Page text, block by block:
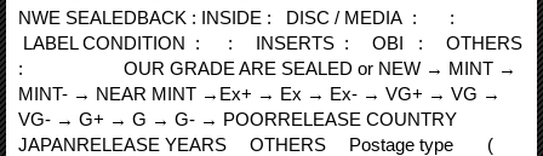
NWE SEALEDBACK : INSIDE : DISC / MEDIA : :
LABEL CONDITION : : INSERTS : OBI : OTHERS
: OUR GRADE ARE SEALED or NEW → MINT →
MINT- → NEAR MINT →Ex+ → Ex → Ex- → VG+ → VG →
VG- → G+ → G → G- → POORRELEASE COUNTRY
JAPANRELEASE YEARS OTHERS Postage type (